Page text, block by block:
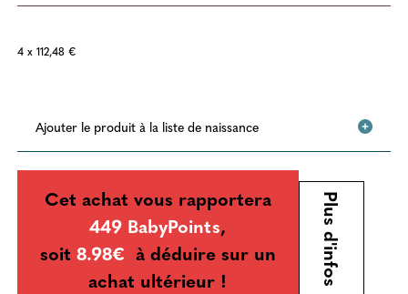
4 x 112,48 €
Ajouter le produit à la liste de naissance
Cet achat vous rapportera
449 BabyPoints,
soit 8.98€ à déduire sur un
achat ultérieur !
Plus d'infos